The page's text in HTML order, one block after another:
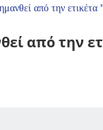
από την
από την